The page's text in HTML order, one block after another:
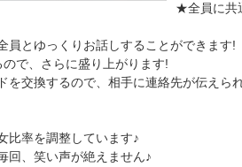
★全員に共
員とゆっくりお話しすることができます!
で、さらに盛り上がります!
を交換するので、相手に連絡先が伝えら
比率を調整しています♪
回、笑い声が絶えません♪